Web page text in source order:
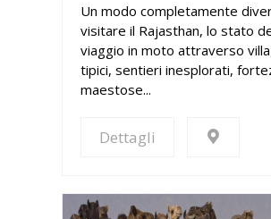
Un modo completamente
visitare il Rajasthan, lo stato
viaggio in moto attraverso
tipici, sentieri inesplorati,
maestose...
Dettagli